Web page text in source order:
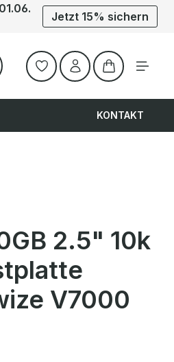
Jetzt 15% sichern
Warenkorb
KONTAKT
2.5" 10k
V7000